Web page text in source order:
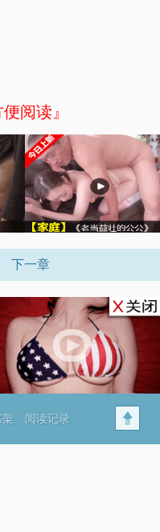
阅读』
下一章
架 阅读记录